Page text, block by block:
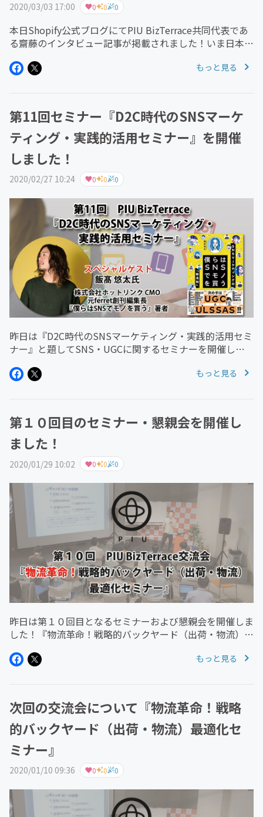
2020/03/03 17:00 0 0 0
本日Shopify公式ブログにてPIU BizTerrace共同代表であ
る齋藤のインタビュー記事が掲載されました！いま日本国
Shopify。まだ情報量が多くない状況の中ではあります
もっと見る
第11回セミナー『D2C時代のSNSマーケ
ティング・実践的活用セミナー』を開催
しました！
2020/02/27 10:24 0 0 0
昨日は『D2C時代のSNSマーケティング・実践的活用セミ
ナー』と題してSNS・UGCに関するセミナーを開催しま
者で株式会社ホットリンクCMO飯髙 悠太氏 をお招きし、
もっと見る
第１０回目のセミナー・懇親会を開催し
ました！
2020/01/29 10:02 0 0 0
昨日は第１０回目となるセミナーおよび懇親会を開催しま
した！『物流革命！戦略的バックヤード（出荷・物流）最
具体的な事例を紹介しました。Amazon・FBA・もっと見る
次回の交流会について『物流革命！戦略
的バックヤード（出荷・物流）最適化セ
ミナー』
2020/01/10 09:36 0 0 0